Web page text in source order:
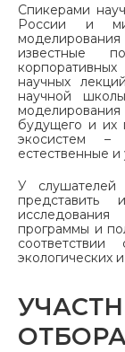
Спикерами
России и
известные
научных
научной
будущего и их
экосистем –
естественные
У слушателей
представить
программы и
экологических